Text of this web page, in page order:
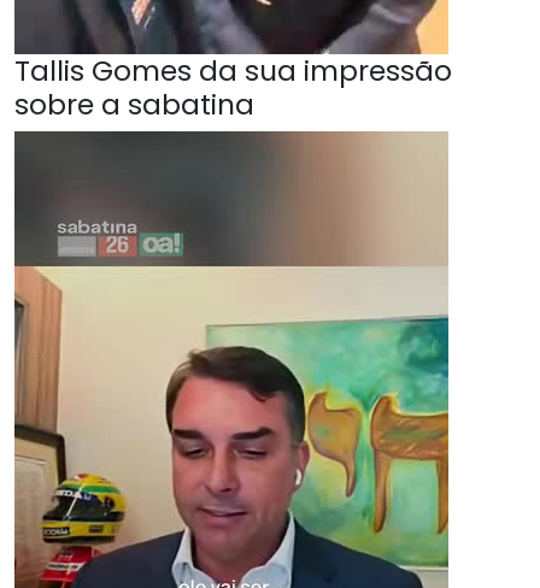
Tallis Gomes da sua impressão
sobre a sabatina